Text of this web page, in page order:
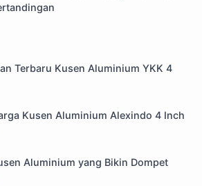
Terbaru Kusen Aluminium YKK 4
Kusen Aluminium Alexindo 4 Inch
Aluminium yang Bikin Dompet